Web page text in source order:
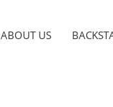
ABOUT US